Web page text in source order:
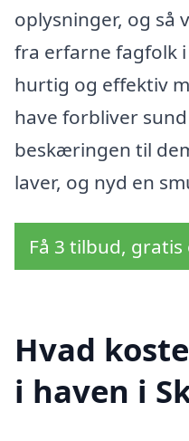
oplysninger, og så
fra erfarne fagfolk
hurtig og effektiv
have forbliver
beskæringen til
laver, og nyd en
Få 3 tilbud,
Hvad
i haven i